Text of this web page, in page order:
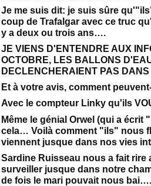
Je me suis dit: je suis sûre
coup de Trafalgar avec ce truc
y a deux ou trois ans….
JE VIENS D'ENTENDRE AUX
OCTOBRE, LES BALLONS
DECLENCHERAIENT PAS
Et à votre avis, comment
Avec le compteur Linky qu'ils
Même le génial Orwel (qui a écrit
cela… Voilà comment "ils" nous
viennent jusque dans nos vies
Sardine Ruisseau nous a fait rire
surveiller jusque dans notre
de fois le mari pouvait nous bai….